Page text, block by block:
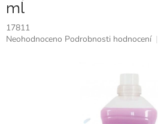
ml
17811
Průměrné
Neohodnoceno Podrobnosti hodnocení